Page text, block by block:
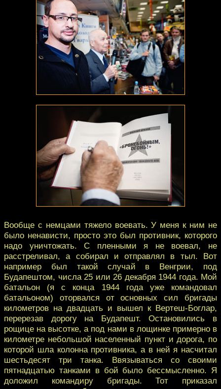
Вообще с немцами тяжело воевать. У меня к ним не
было ненависти, просто это был противник, которого
надо уничтожать. С пленными я не воевал, не
расстреливал, а собирал и отправлял в тыл. Вот
например был такой случай в Венгрии, под
Будапештом, числа 25 или 26 декабря 1944 года. Мой
батальон (я с конца 1944 года уже командовал
батальоном) оторвался от основных сил бригады
километров на двадцать и вышел к Вертеш-Боглар,
перерезав дорогу на Будапешт. Остановились в
рощице на высотке, а под нами в лощинке примерно в
километре небольшой населенный пункт и дорога, по
которой шла колонна противника, а в ней я насчитал
шестьдесят три танка. Ввязываться со своими
пятнадцатью танками в бой было бессмысленно. Я
доложил командиру бригады. Тот приказал